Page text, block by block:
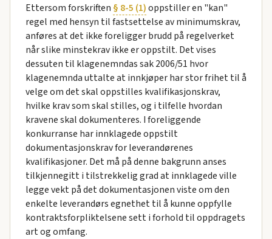
Ettersom forskriften § 8-5 (1)oppstiller en "kan"
regel med hensyn til fastsettelse av minimumskrav,
anføres at det ikke foreligger brudd på regelverket
når slike minstekrav ikke er oppstilt. Det vises
dessuten til klagenemndas sak 2006/51 hvor
klagenemnda uttalte at innkjøper har stor frihet til å
velge om det skal oppstilles kvalifikasjonskrav,
hvilke krav som skal stilles, og i tilfelle hvordan
kravene skal dokumenteres. I foreliggende
konkurranse har innklagede oppstilt
dokumentasjonskrav for leverandørenes
kvalifikasjoner. Det må på denne bakgrunn anses
tilkjennegitt i tilstrekkelig grad at innklagede ville
legge vekt på det dokumentasjonen viste om den
enkelte leverandørs egnethet til å kunne oppfylle
kontraktsforpliktelsene sett i forhold til oppdragets
art og omfang.